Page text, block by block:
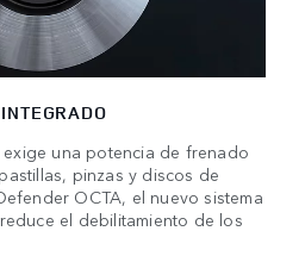
una potencia de frenado
pinzas y discos de
OCTA, el nuevo sistema
el debilitamiento de los